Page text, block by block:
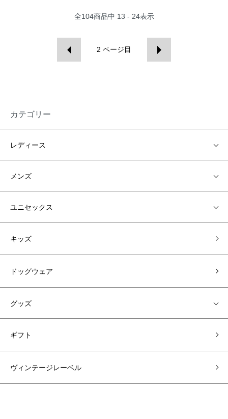
全104商品中 13 - 24表示
2 ページ目
カテゴリー
レディース
メンズ
ユニセックス
キッズ
ドッグウェア
グッズ
ギフト
ヴィンテージレーベル